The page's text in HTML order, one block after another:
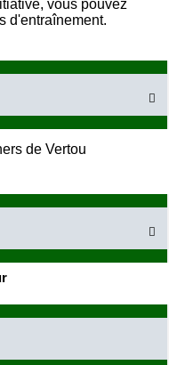
vous pouvez
d'entraînement.

